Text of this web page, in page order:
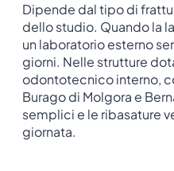
Dipende dal tipo di
dello studio. Quando la
un laboratorio esterno
giorni. Nelle strutture
odontotecnico interno,
Burago di Molgora e
semplici e le ribasature
giornata.